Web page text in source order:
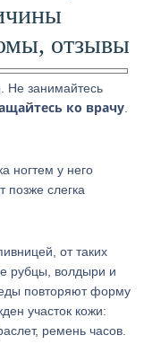
отзывы
Не занимайтесь
ко врачу
ногтем у него
позже слегка
от таких
рубцы, волдыри и
повторяют форму
участок кожи:
ремень часов.